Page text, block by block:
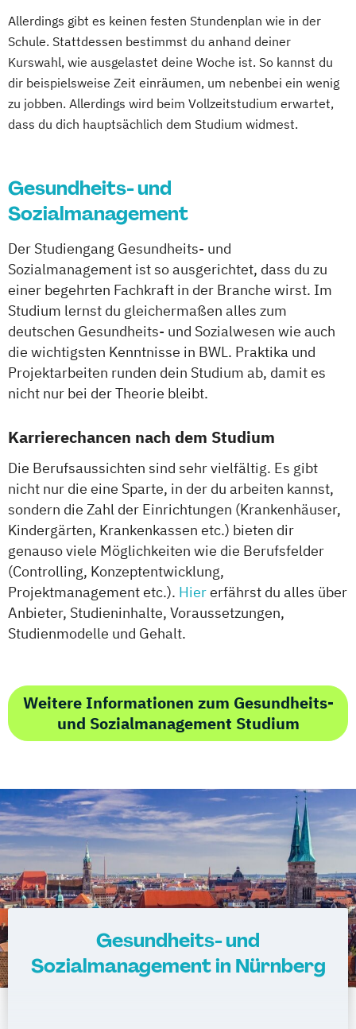
Allerdings gibt es keinen festen Stundenplan wie in der
Schule. Stattdessen bestimmst du anhand deiner
Kurswahl, wie ausgelastet deine Woche ist. So kannst du
dir beispielsweise Zeit einräumen, um nebenbei ein wenig
zu jobben. Allerdings wird beim Vollzeitstudium erwartet,
dass du dich hauptsächlich dem Studium widmest.
Gesundheits- und
Sozialmanagement
Der Studiengang Gesundheits- und
Sozialmanagement ist so ausgerichtet, dass du zu
einer begehrten Fachkraft in der Branche wirst. Im
Studium lernst du gleichermaßen alles zum
deutschen Gesundheits- und Sozialwesen wie auch
die wichtigsten Kenntnisse in BWL. Praktika und
Projektarbeiten runden dein Studium ab, damit es
nicht nur bei der Theorie bleibt.
Karrierechancen nach dem Studium
Die Berufsaussichten sind sehr vielfältig. Es gibt
nicht nur die eine Sparte, in der du arbeiten kannst,
sondern die Zahl der Einrichtungen (Krankenhäuser,
Kindergärten, Krankenkassen etc.) bieten dir
genauso viele Möglichkeiten wie die Berufsfelder
(Controlling, Konzeptentwicklung,
Projektmanagement etc.). Hiererfährst du alles über
Anbieter, Studieninhalte, Voraussetzungen,
Studienmodelle und Gehalt.
Weitere Informationen zum Gesundheits-
und Sozialmanagement Studium
Gesundheits- und
Sozialmanagement in Nürnberg